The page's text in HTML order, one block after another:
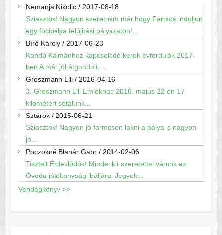
Nemanja Nikolic/ 2017-08-18
Sziasztok! Nagyon szeretném már,hogy Farmos induljon
egy focipálya felújitási pályázaton!...
Bíró Károly/ 2017-06-23
Kandó Kálmánhoz kapcsolódó kerek évfordulók 2017-
ben A már jól átgondolt,...
Groszmann Lili/ 2016-04-16
3. Groszmann Lili Emléknap 2016. május 22-én 17
kilométert sétálunk...
Sztárok/ 2015-06-21
Sziasztok! Nagyon jó farmoson lakni a pálya is nagyon
jó...
Poczokné Blanár Gabr/ 2014-02-06
Tisztelt Érdeklődők! Mindenkit szeretettel várunk az
Óvoda jótékonysági báljára. Jegyek...
Vendégkönyv >>